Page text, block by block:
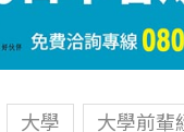
大學
大學前輩